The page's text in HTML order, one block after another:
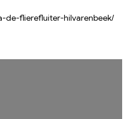
de-flierefluiter-hilvarenbeek/